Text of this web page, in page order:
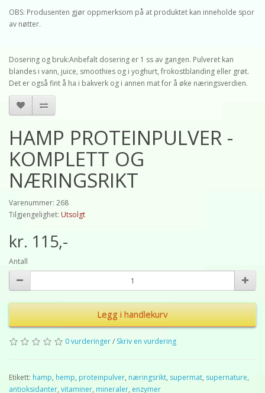
OBS: Produsenten gjør oppmerksom på at produktet kan inneholde spor
av nøtter.
Dosering og bruk:Anbefalt dosering er 1 ss av gangen. Pulveret kan
blandes i vann, juice, smoothies og i yoghurt, frokostblanding eller grøt.
Det er også fint å ha i bakverk og i annen mat for å øke næringsverdien.
HAMP PROTEINPULVER -
KOMPLETT OG
NÆRINGSRIKT
Varenummer: 268
Tilgjengelighet: Utsolgt
kr. 115,-
Antall
Legg i handlekurv
0 vurderinger/ Skriv en vurdering
Etikett: hamp, hemp, proteinpulver, næringsrikt, supermat, supernature,
antioksidanter, vitaminer, mineraler, enzymer